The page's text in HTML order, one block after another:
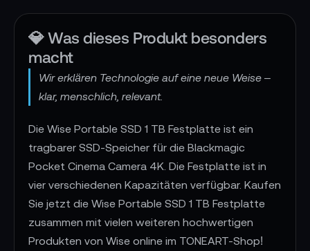
💎 Was dieses Produkt besonders
macht
Wir erklären Technologie auf eine neue Weise –
klar, menschlich, relevant.
Die Wise Portable SSD 1 TB Festplatte ist ein
tragbarer SSD-Speicher für die Blackmagic
Pocket Cinema Camera 4K. Die Festplatte ist in
vier verschiedenen Kapazitäten verfügbar. Kaufen
Sie jetzt die Wise Portable SSD 1 TB Festplatte
zusammen mit vielen weiteren hochwertigen
Produkten von Wise online im TONEART-Shop!